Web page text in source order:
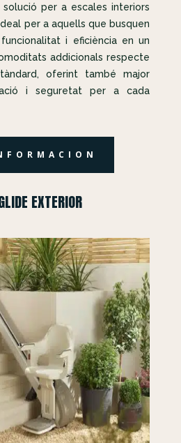
per a escales interiors
per a aquells que busquen
i eficiència en un
addicionals respecte
oferint també major
i seguretat per a cada
EXTERIOR